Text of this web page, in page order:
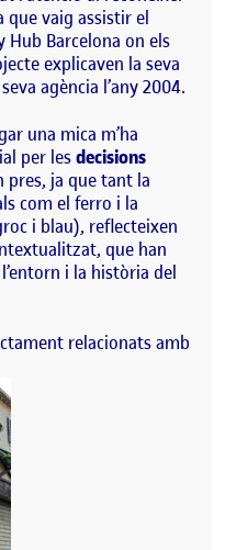
que vaig assistir el
Hub Barcelona on els
cte explicaven la seva
agència l’any 2004.
una mica m’ha
per lesdecisions
pres, ja que tant la
com el ferro i la
i blau), reflecteixen
que han
i la història del
relacionats amb